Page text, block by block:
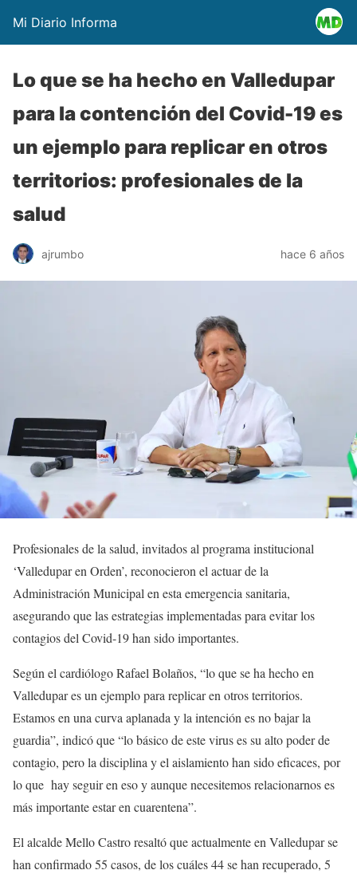
Mi Diario Informa
Lo que se ha hecho en Valledupar
para la contención del Covid-19 es
un ejemplo para replicar en otros
territorios: profesionales de la
salud
ajrumbo hace 6 años
Profesionales de la salud, invitados al programa institucional
‘Valledupar en Orden’, reconocieron el actuar de la
Administración Municipal en esta emergencia sanitaria,
asegurando que las estrategias implementadas para evitar los
contagios del Covid-19 han sido importantes.
Según el cardiólogo Rafael Bolaños, “lo que se ha hecho en
Valledupar es un ejemplo para replicar en otros territorios.
Estamos en una curva aplanada y la intención es no bajar la
guardia”, indicó que “lo básico de este virus es su alto poder de
contagio, pero la disciplina y el aislamiento han sido eficaces, por
lo que hay seguir en eso y aunque necesitemos relacionarnos es
más importante estar en cuarentena”.
El alcalde Mello Castro resaltó que actualmente en Valledupar se
han confirmado 55 casos, de los cuáles 44 se han recuperado, 5